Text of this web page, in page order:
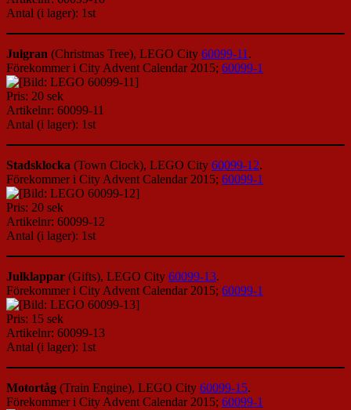
Antal (i lager): 1st
Julgran (Christmas Tree), LEGO City 60099-11.
Förekommer i City Advent Calendar 2015; 60099-1
Pris: 20 sek
Artikelnr: 60099-11
Antal (i lager): 1st
Stadsklocka (Town Clock), LEGO City 60099-12.
Förekommer i City Advent Calendar 2015; 60099-1
Pris: 20 sek
Artikelnr: 60099-12
Antal (i lager): 1st
Julklappar (Gifts), LEGO City 60099-13.
Förekommer i City Advent Calendar 2015; 60099-1
Pris: 15 sek
Artikelnr: 60099-13
Antal (i lager): 1st
Motortåg (Train Engine), LEGO City 60099-15.
Förekommer i City Advent Calendar 2015; 60099-1